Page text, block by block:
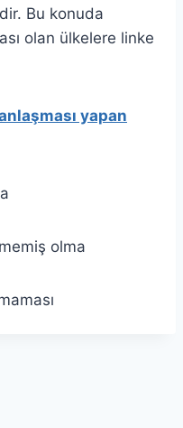
Bu konuda
olan ülkelere linke
yapan
olma